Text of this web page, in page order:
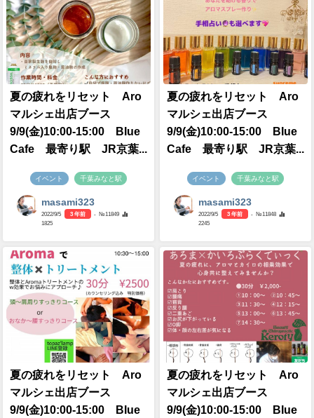
夏の疲れをリセット Aro
マルシェ出店ブース
9/9(金)10:00-15:00 BIue
Cafe 最寄り駅 JR京葉...
イベント 千葉みなと駅
masami323
2022/9/5 3 年前
- №11849
1825
夏の疲れをリセット Aro
マルシェ出店ブース
9/9(金)10:00-15:00 BIue
Cafe 最寄り駅 JR京葉...
イベント 千葉みなと駅
masami323
2022/9/5 3 年前
- №11848
2245
夏の疲れをリセット Aro
マルシェ出店ブース
9/9(金)10:00-15:00 BIue
夏の疲れをリセット Aro
マルシェ出店ブース
9/9(金)10:00-15:00 BIue